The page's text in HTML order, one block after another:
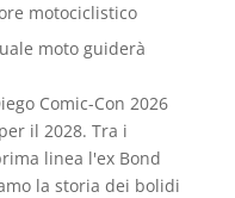
motociclistico
moto guiderà
Comic-Con 2026
il 2028. Tra i
linea l'ex Bond
la storia dei bolidi